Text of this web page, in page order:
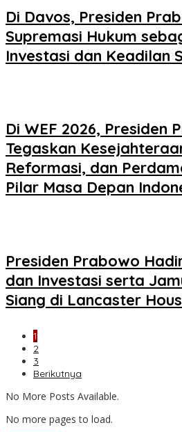
Di Davos, Presiden
Supremasi Hukum
Investasi dan Keadilan
Di WEF 2026, Presiden
Tegaskan
Reformasi, dan
Pilar Masa Depan
Presiden Prabowo
dan Investasi serta
Siang di Lancaster
1
2
3
Berikutnya
No More Posts Available.
No more pages to load.